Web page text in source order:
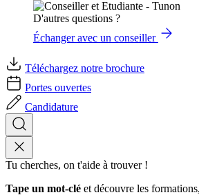
D'autres questions ?
Échanger avec un conseiller
Téléchargez notre brochure
Portes ouvertes
Candidature
Tu cherches, on t'aide à trouver !
Tape un mot-clé et découvre les